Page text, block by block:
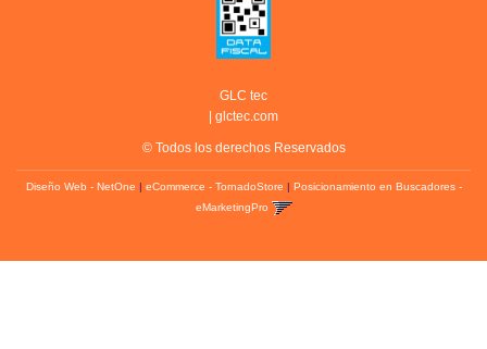
GLC tec
| glctec.com
© Todos los derechos Reservados
Diseño Web - NetOne | eCommerce - TornadoStore | Posicionamiento en Buscadores -
eMarketingPro